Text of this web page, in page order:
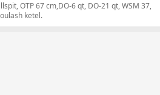
OTP 67 cm,DO-6 qt, DO-21 qt, WSM 37,
ketel.